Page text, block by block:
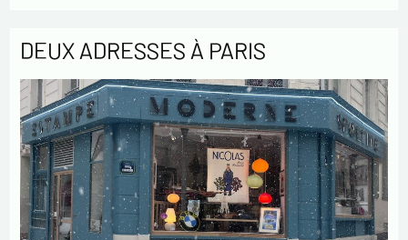
DEUX ADRESSES À PARIS